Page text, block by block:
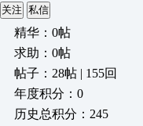
关注 私信
精华：0帖
求助：0帖
帖子：28帖 | 155回
年度积分：0
历史总积分：245